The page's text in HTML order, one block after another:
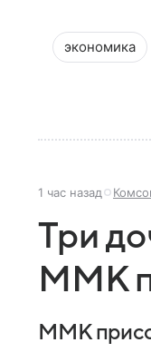
экономика
1 час назад
Три
ММК
ММК